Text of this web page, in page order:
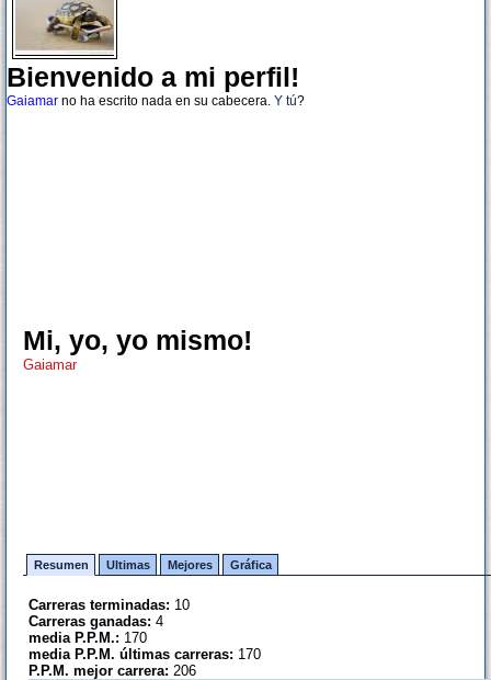
Bienvenido a mi perfil!
Gaiamar no ha escrito nada en su cabecera. Y tú?
Mi, yo, yo mismo!
Gaiamar
Resumen Ultimas Mejores Gráfica
Carreras terminadas: 10
Carreras ganadas: 4
media P.P.M.: 170
media P.P.M. últimas carreras: 170
P.P.M. mejor carrera: 206